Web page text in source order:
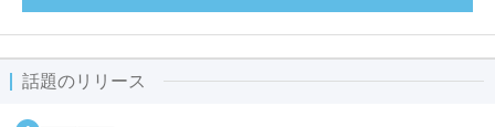
話題のリリース